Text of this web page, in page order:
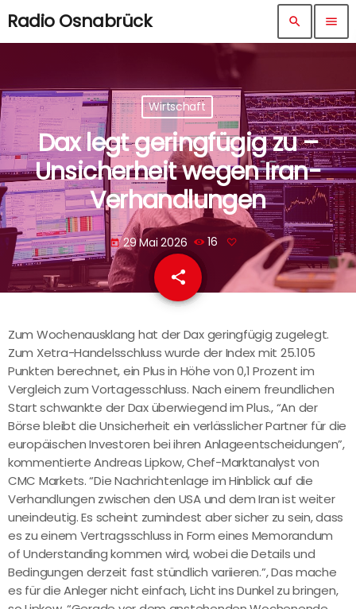
Radio Osnabrück search menu
Wirtschaft
Dax legt geringfügig zu –
Unsicherheit wegen Iran-
Verhandlungen
today 29 Mai 2026 16
share
email
Zum Wochenausklang hat der Dax geringfügig zugelegt.
Zum Xetra-Handelsschluss wurde der Index mit 25.105
Punkten berechnet, ein Plus in Höhe von 0,1 Prozent im
Vergleich zum Vortagesschluss. Nach einem freundlichen
Start schwankte der Dax überwiegend im Plus., “An der
Börse bleibt die Unsicherheit ein verlässlicher Partner für die
europäischen Investoren bei ihren Anlageentscheidungen”,
kommentierte Andreas Lipkow, Chef-Marktanalyst von
CMC Markets. “Die Nachrichtenlage im Hinblick auf die
Verhandlungen zwischen den USA und dem Iran ist weiter
uneindeutig. Es scheint zumindest aber sicher zu sein, dass
es zu einem Vertragsschluss in Form eines Memorandum
of Understanding kommen wird, wobei die Details und
Bedingungen derzeit fast stündlich variieren.”, Das mache
es für die Anleger nicht einfach, Licht ins Dunkel zu bringen,